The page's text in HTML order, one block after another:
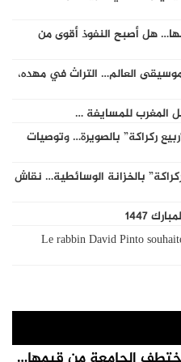
هل أصبح النفوذ أقوى من
وموسيقى العالم… التراث في مهده،
المغرب للمسايفة …
ركراكة” بالصويرة… وتوصيات
بالخزانة الوسائطية… نقاش
1447
Le rabbin David Pinto